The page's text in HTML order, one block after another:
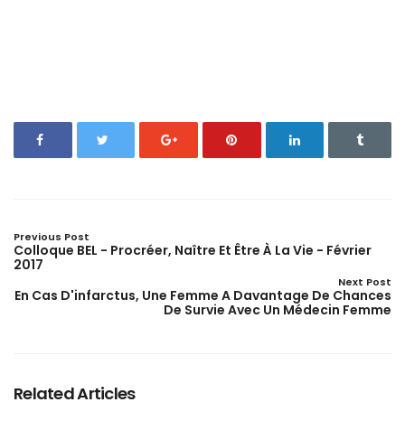
Previous Post
Colloque BEL - Procréer, Naître Et Être À La Vie - Février
2017
Next Post
En Cas D'infarctus, Une Femme A Davantage De Chances
De Survie Avec Un Médecin Femme
Related Articles